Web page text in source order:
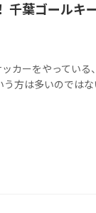
千葉ゴールキ
カーをやってい
方は多いのでは